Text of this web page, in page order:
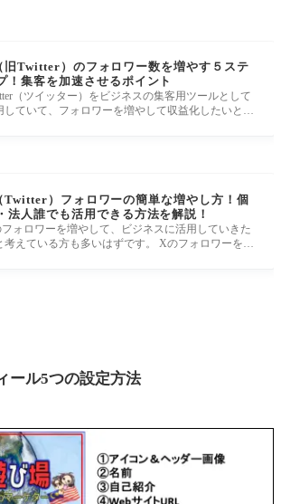
旧Twitter）のフォロワー数を増やす５ステ
！集客を加速させるポイント
（ツイッター）をビジネスの集客用ツールとして
していて、フォロワーを増やして収益化したいと感
Twitter）フォロワーの簡単な増やし方！個
法人誰でも活用できる方法を解説！
ォロワーを増やして、ビジネスに活用していきた
考えている方も多いはずです。 Xのフォロワーを集
ール5つの設定方法